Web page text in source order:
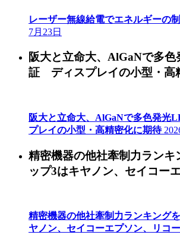
レーザー無線給電でエネルギーの
7月23日
阪大と立命大、AlGaNで多
証 ディスプレイの小型・高
阪大と立命大、AlGaNで多色発光
プレイの小型・高精密化に期待
精密機器の他社牽制力ラン
ップ3はキヤノン、セイコー
精密機器の他社牽制力ランキング
ヤノン、セイコーエプソン、リコー